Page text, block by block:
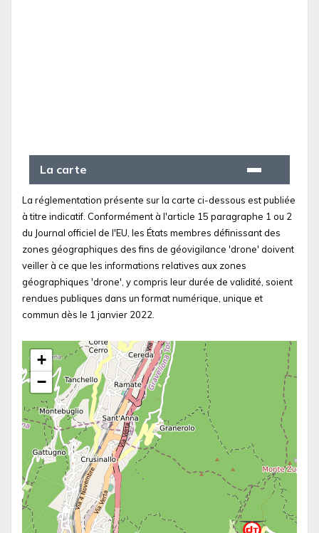
La carte
La réglementation présente sur la carte ci-dessous est publiée
à titre indicatif. Conformément à l'article 15 paragraphe 1 ou 2
du Journal officiel de l'EU, les États membres définissant des
zones géographiques des fins de géovigilance 'drone' doivent
veiller à ce que les informations relatives aux zones
géographiques 'drone', y compris leur durée de validité, soient
rendues publiques dans un format numérique, unique et
commun dès le 1 janvier 2022.